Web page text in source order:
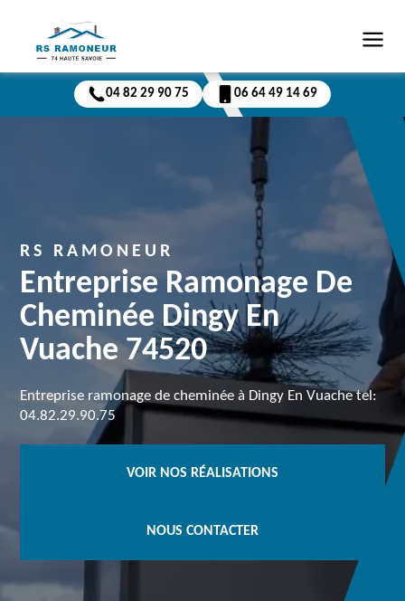
04 82 29 90 75 06 64 49 14 69
RS RAMONEUR
Entreprise Ramonage De
Cheminée Dingy En
Vuache 74520
Entreprise ramonage de cheminée à Dingy En Vuache tel:
04.82.29.90.75
VOIR NOS RÉALISATIONS
NOUS CONTACTER